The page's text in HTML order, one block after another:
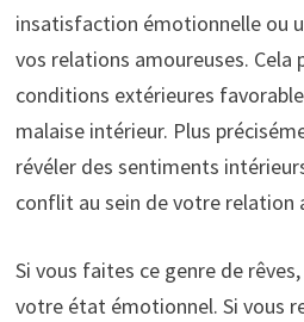
insatisfaction émotionnelle ou
vos relations amoureuses. Cela
conditions extérieures
malaise intérieur. Plus
révéler des sentiments
conflit au sein de votre relation
Si vous faites ce genre de
votre état émotionnel. Si vous